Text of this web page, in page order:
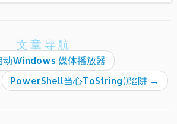
文章导航
Windows 媒体播放器
PowerShell当心ToString()陷阱 →